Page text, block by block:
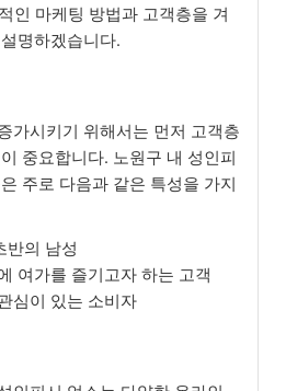
인 마케팅 방법과 고객층을 겨
명하겠습니다.
가시키기 위해서는 먼저 고객층
중요합니다. 노원구 내 성인피
주로 다음과 같은 특성을 가지
반의 남성
여가를 즐기고자 하는 고객
심이 있는 소비자